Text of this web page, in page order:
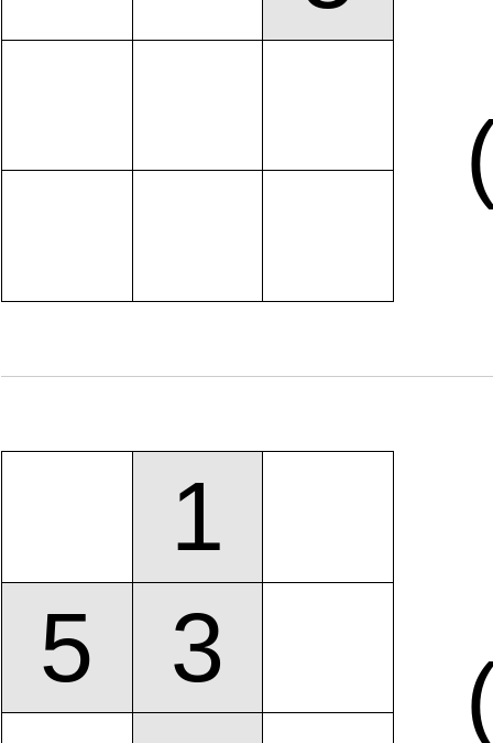
1
5
3